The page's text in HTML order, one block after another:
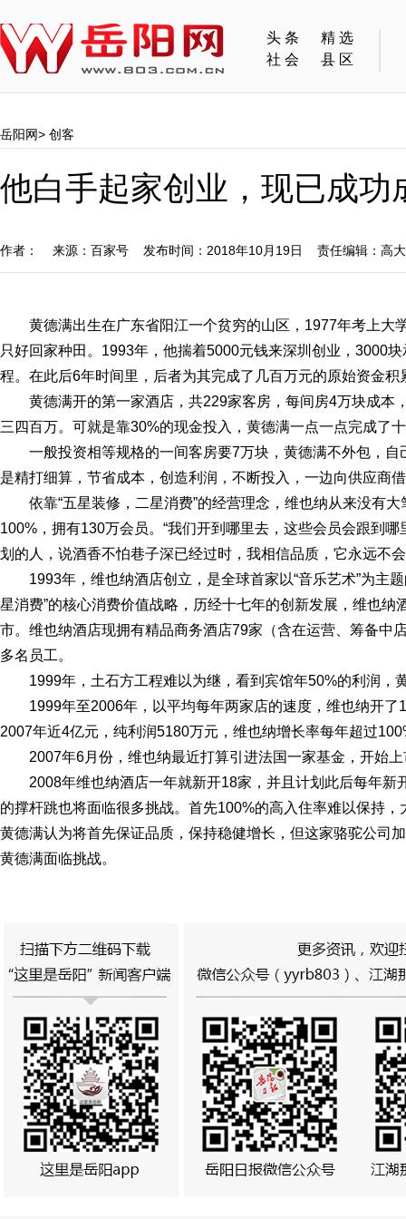
头条
精选
社会
县区
岳阳网> 创客
他白手起家创业，现已成功
作者： 来源：百家号 发布时间：2018年10月19日 责任编辑：高
黄德满出生在广东省阳江一个贫穷的山区，1977年考上大
只好回家种田。1993年，他揣着5000元钱来深圳创业，3000
程。在此后6年时间里，后者为其完成了几百万元的原始资金积
黄德满开的第一家酒店，共229家客房，每间房4万块成本
三四百万。可就是靠30%的现金投入，黄德满一点一点完成了
一般投资相等规格的一间客房要7万块，黄德满不外包，
是精打细算，节省成本，创造利润，不断投入，一边向供应
依靠“五星装修，二星消费”的经营理念，维也纳从来没有
100%，拥有130万会员。“我们开到哪里去，这些会员会跟到
划的人，说酒香不怕巷子深已经过时，我相信品质，它永远
1993年，维也纳酒店创立，是全球首家以“音乐艺术”为主
星消费”的核心消费价值战略，历经十七年的创新发展，维也
市。维也纳酒店现拥有精品商务酒店79家（含在运营、筹备中
多名员工。
1999年，土石方工程难以为继，看到宾馆年50%的利润，
1999年至2006年，以平均每年两家店的速度，维也纳开
2007年近4亿元，纯利润5180万元，维也纳增长率每年超
2007年6月份，维也纳最近打算引进法国一家基金，开
2008年维也纳酒店一年就新开18家，并且计划此后每年
的撑杆跳也将面临很多挑战。首先100%的高入住率难以保持
黄德满认为将首先保证品质，保持稳健增长，但这家骆驼公司
黄德满面临挑战。